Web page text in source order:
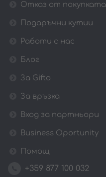
Отказ от покупката
Подаръчни кутии
Работи с нас
Блог
За Gifto
За връзка
Вход за партньори
Business Oportunity
Помощ
+359 877 100 032